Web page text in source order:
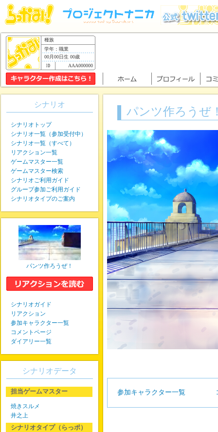
種族
学年：職業
00月00日生 00歳
AAA000000
パンツ作ろうぜ
参加キャラクター一覧
シナリオ
シナリオトップ
シナリオ一覧（参加受付中）
シナリオ一覧（すべて）
リアクション一覧
ゲームマスター一覧
ゲームマスター検索
シナリオご利用ガイド
グループ参加ご利用ガイド
シナリオタイプのご案内
パンツ作ろうぜ！
シナリオガイド
リアクション
参加キャラクター一覧
コメントページ
ダイアリー一覧
シナリオデータ
担当ゲームマスター
焼きスルメ
井之上
シナリオタイプ（らっポ）